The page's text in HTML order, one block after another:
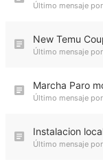
Último mensaje por
New Temu
Último mensaje por
Marcha Paro
Último mensaje por
Instalacion
Último mensaje por